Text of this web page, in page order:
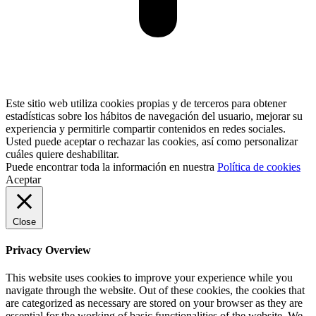
Este sitio web utiliza cookies propias y de terceros para obtener
estadísticas sobre los hábitos de navegación del usuario, mejorar su
experiencia y permitirle compartir contenidos en redes sociales.
Usted puede aceptar o rechazar las cookies, así como personalizar
cuáles quiere deshabilitar.
Puede encontrar toda la información en nuestra Política de cookies
Aceptar
Close
Privacy Overview
This website uses cookies to improve your experience while you
navigate through the website. Out of these cookies, the cookies that
are categorized as necessary are stored on your browser as they are